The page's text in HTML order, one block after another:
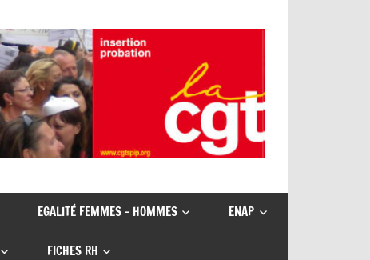
EGALITÉ FEMMES – HOMMES ENAP
FICHES RH